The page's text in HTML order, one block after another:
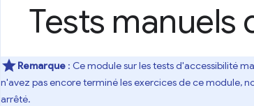
Tests manuels
Remarque : Ce module sur les tests d'accessibilité
n'avez pas encore terminé les exercices de ce module,
arrêté.